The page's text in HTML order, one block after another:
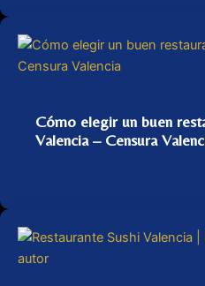
Cómo elegir un buen
Valencia – Censura